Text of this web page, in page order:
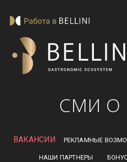
СМИ О
ВАКАНСИИ РЕКЛАМНЫЕ
НАШИ ПАРТНЕРЫ